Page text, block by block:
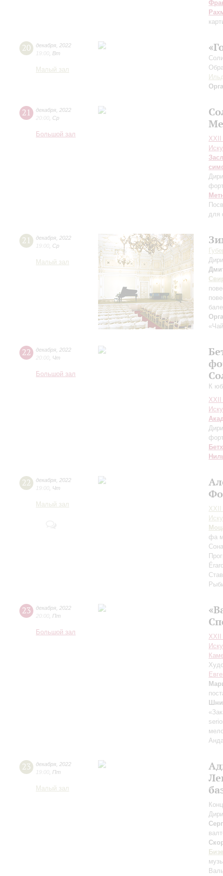
20 декабря 2022
19:00 Вт
Малый зал
21 декабря 2022
20:00 Ср
Большой зал
для
21 декабря 2022
19:00 Ср
Малый зал
22 декабря 2022
20:00 Чт
Большой зал
К
22 декабря 2022
19:00 Чт
Малый зал
фа
23 декабря 2022
20:00 Пт
Большой зал
23 декабря 2022
19:00 Пт
Малый зал
Бизе